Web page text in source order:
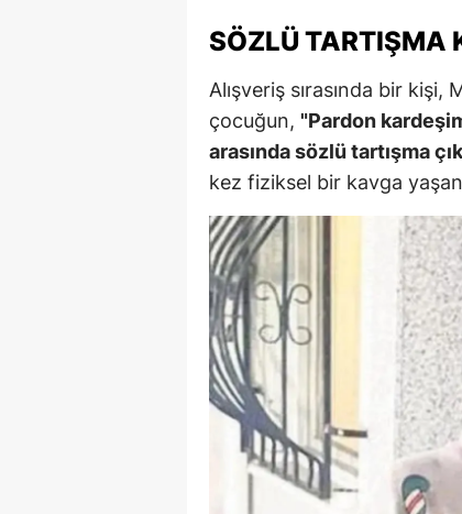
SÖZLÜ TARTIŞMA
Alışveriş sırasında bir kişi,
çocuğun, "Pardon
arasında sözlü tartışma
kez fiziksel bir kavga